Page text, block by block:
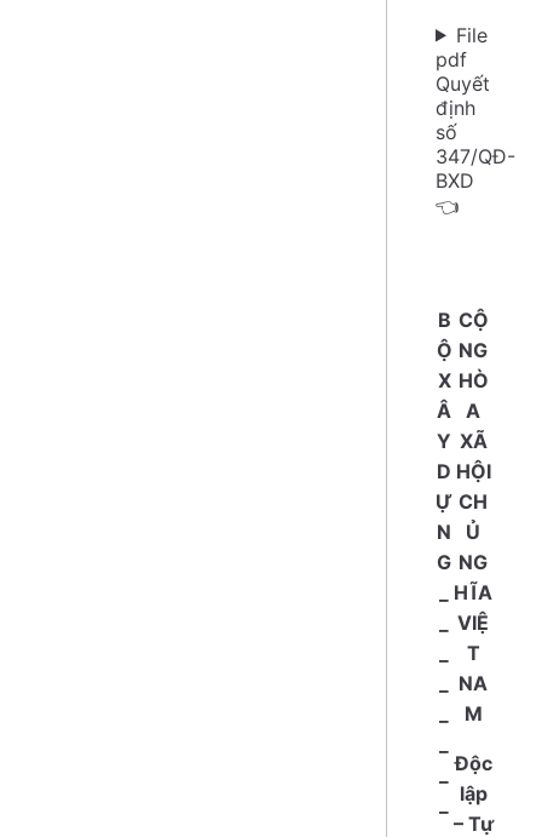
File
pdf
Quyết
định
số
347/QĐ-
BXD
👈
B
Ộ
X
Â
Y
D
Ự
N
G
CỘ
NG
HÒ
A
XÃ
HỘI
CH
Ủ
NG
HĨA
VIỆ
T
NA
M
Độc
lập
– Tự